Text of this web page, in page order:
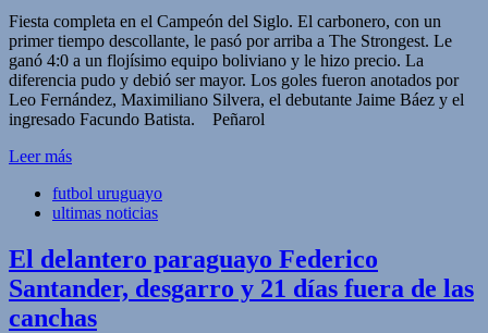
Compartir
Fiesta completa en el Campeón del Siglo. El carbonero, con un
primer tiempo descollante, le pasó por arriba a The Strongest. Le
ganó 4:0 a un flojísimo equipo boliviano y le hizo precio. La
diferencia pudo y debió ser mayor. Los goles fueron anotados por
Leo Fernández, Maximiliano Silvera, el debutante Jaime Báez y el
ingresado Facundo Batista. Peñarol
Leer más
futbol uruguayo
ultimas noticias
El delantero paraguayo Federico
Santander, desgarro y 21 días fuera de las
canchas